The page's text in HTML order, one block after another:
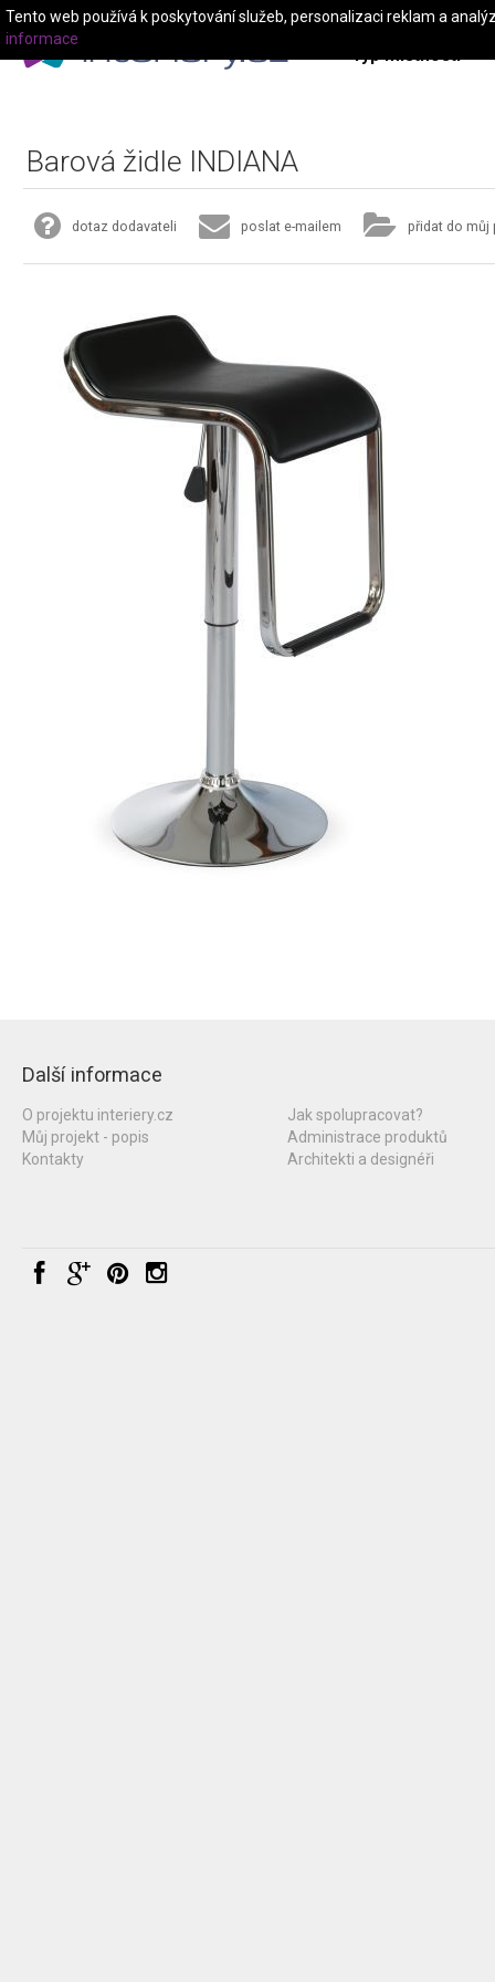
Typ místnosti
Barová židle INDIANA
dotaz dodavateli poslat e-mailem přidat do můj
Další informace
O projektu interiery.cz
Můj projekt - popis
Kontakty
Jak spolupracovat?
Administrace produktů
Architekti a designéři
Tento web používá k poskytování služeb, personalizaci reklam a
informace